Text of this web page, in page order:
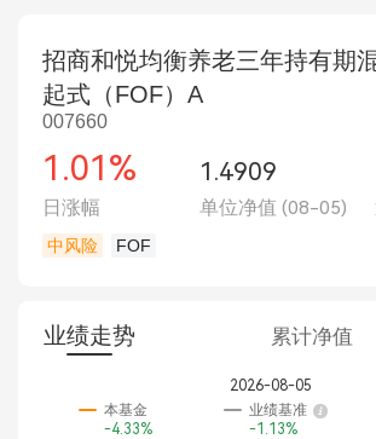
招商和悦均衡养老三年持有期
起式（FOF）A
007660
1.01% 1.4909
日涨幅 单位净值 (08-05)
中风险 FOF
业绩走势 累计净值
2026-08-05
本基金
-4.33%
业绩基准
-1.13%